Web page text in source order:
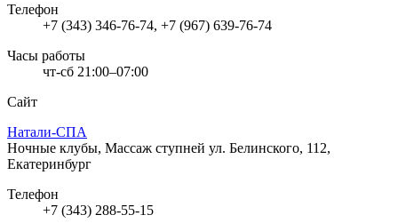
Телефон
+7 (343) 346-76-74, +7 (967) 639-76-74
Часы работы
чт-сб 21:00–07:00
Сайт
Натали-СПА
Ночные клубы, Массаж ступней ул. Белинского, 112,
Екатеринбург
Телефон
+7 (343) 288-55-15